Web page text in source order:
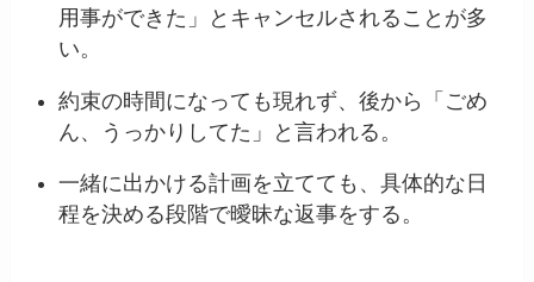
用事ができた」とキャンセルされることが多
い。
約束の時間になっても現れず、後から「ごめ
ん、うっかりしてた」と言われる。
一緒に出かける計画を立てても、具体的な日
程を決める段階で曖昧な返事をする。